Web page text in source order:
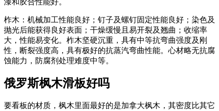
柞木：机械加工性能良好；钉子及螺钉固定性能良好；染色及
抛光后能获得良好表面；干燥缓慢且易开裂及翘曲；收缩率
大，性能易变化。柞木坚硬沉重，具有中等抗弯曲强度及刚
性，断裂强度高，具有极好的抗蒸汽弯曲性能。心材略无抗腐
蚀能力，防腐剂处理难度中等。
俄罗斯枫木滑板好吗
要看板的材质，枫木里面最好的是加拿大枫木，其密度比其它